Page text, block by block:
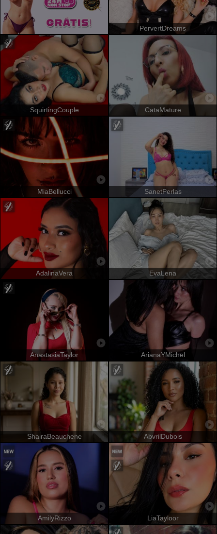
PervertDreams
SquirtingCouple CataMature
MiaBellucci SanetPerlas
AdalinaVera EvaLena
AnastasiaTaylor ArianaYMichel
ShairaBeauchene AbvrilDubois
AmilyRizzo LiaTayloor